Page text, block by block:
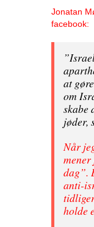
Jonatan
facebook:
at
om
skabe
jøder,
Når
dag”.
anti-
holde